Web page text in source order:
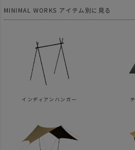
インディアンハンガー